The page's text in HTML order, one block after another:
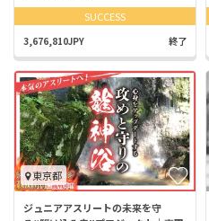
SUCCESS
3,676,810JPY 終了
東京都
ジュニアアスリートの未来を守